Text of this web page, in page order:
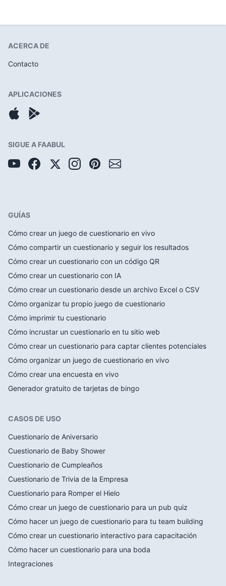
ACERCA DE
Contacto
APLICACIONES
SIGUE A FAABUL
GUÍAS
Cómo crear un juego de cuestionario en vivo
Cómo compartir un cuestionario y seguir los resultados
Cómo crear un cuestionario con un código QR
Cómo crear un cuestionario con IA
Cómo crear un cuestionario desde un archivo Excel o CSV
Cómo organizar tu propio juego de cuestionario
Cómo imprimir tu cuestionario
Cómo incrustar un cuestionario en tu sitio web
Cómo crear un cuestionario para captar clientes potenciales
Cómo organizar un juego de cuestionario en vivo
Cómo crear una encuesta en vivo
Generador gratuito de tarjetas de bingo
CASOS DE USO
Cuestionario de Aniversario
Cuestionario de Baby Shower
Cuestionario de Cumpleaños
Cuestionario de Trivia de la Empresa
Cuestionario para Romper el Hielo
Cómo crear un juego de cuestionario para un pub quiz
Cómo hacer un juego de cuestionario para tu team building
Cómo crear un cuestionario interactivo para capacitación
Cómo hacer un cuestionario para una boda
Integraciones